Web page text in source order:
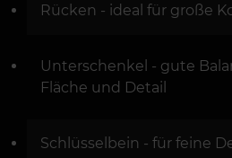
Rücken - ideal für große
Unterschenkel - gute
Fläche und Detail
Schlüsselbein - für feine